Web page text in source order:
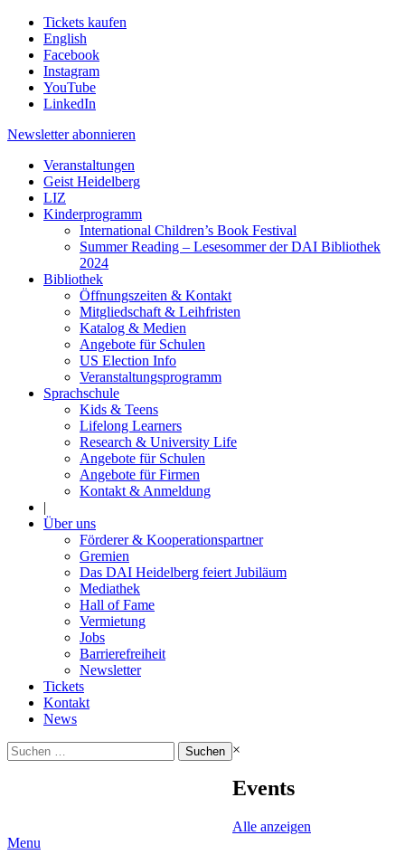
Tickets kaufen
English
Facebook
Instagram
YouTube
LinkedIn
Newsletter abonnieren
Veranstaltungen
Geist Heidelberg
LIZ
Kinderprogramm
International Children’s Book Festival
Summer Reading – Lesesommer der DAI Bibliothek
2024
Bibliothek
Öffnungszeiten & Kontakt
Mitgliedschaft & Leihfristen
Katalog & Medien
Angebote für Schulen
US Election Info
Veranstaltungsprogramm
Sprachschule
Kids & Teens
Lifelong Learners
Research & University Life
Angebote für Schulen
Angebote für Firmen
Kontakt & Anmeldung
|
Über uns
Förderer & Kooperationspartner
Gremien
Das DAI Heidelberg feiert Jubiläum
Mediathek
Hall of Fame
Vermietung
Jobs
Barrierefreiheit
Newsletter
Tickets
Kontakt
News
Suchen
nach:
×
Events
Alle anzeigen
Menu